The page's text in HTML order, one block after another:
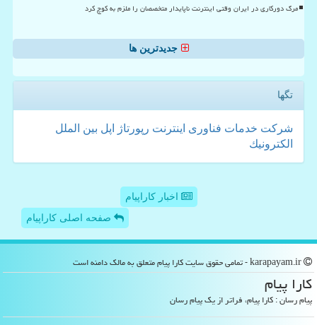
مرگ دورکاری در ایران وقتی اینترنت ناپایدار متخصصان را ملزم به کوچ کرد
جدیدترین ها
تگها
شركت خدمات فناوری اینترنت رپورتاژ اپل بین الملل
الكترونیك
اخبار کاراپیام
صفحه اصلی کاراپیام
كارا پیام
پیام رسان : کارا پیام، فراتر از یک پیام رسان